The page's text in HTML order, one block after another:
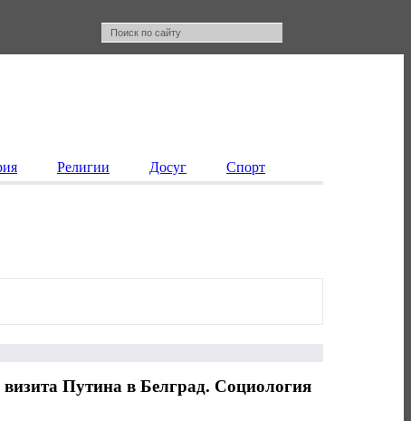
Религии Досуг Спорт
Путина в Белград. Социология